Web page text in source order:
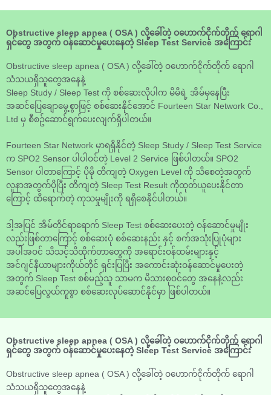
Obstructive sleep apnea ( OSA ) လို့ခေါ်တဲ့ ဝဟောက်ငိုက်တိုက် ရောဂါ
ရှင်တွေ အတွက် ဝန်ဆောင်မှုပေးနေတဲ့ Sleep Test Service အကြောင်း
Obstructive sleep apnea ( OSA ) လို့ခေါ်တဲ့ ဝဟောက်ငိုက်တိုက် ရောဂါ
သံသယရှိသူတွေအနေနဲ့
Sleep Study / Sleep Test ကို စစ်ဆေးလိုပါက မိမိရဲ့ အိမ်မှနေပြီး
အဆင်ပြေချောမွေ့စွာဖြင့် စစ်ဆေးနိုင်အောင် Fourteen Star Network Co.,
Ltd မှ စီစဥ်ဆောင်ရွက်ပေးလျက်ရှိပါတယ်။
Fourteen Star Network မှာရရှိနိုင်တဲ့ Sleep Study / Sleep Test Service
က SPO2 Sensor ပါပါဝင်တဲ့ Level 2 Service ဖြစ်ပါတယ်။ SPO2
Sensor ပါတာကြောင့် ပိုမို တိကျတဲ့ Oxygen Level ကို သိစေတဲ့အတွက်
လူနာအတွက်ပိုပြီး တိကျတဲ့ Sleep Test Result ကိုထုတ်ယူပေးနိုင်တာ
ကြောင့် ထိရောက်တဲ့ ကုသမှုမျိုးကို ရရှိစေနိုင်ပါတယ်။
ဒါ့အပြင် အိမ်တိုင်ရာရောက် Sleep Test စစ်ဆေးပေးတဲ့ ဝန်ဆောင်မှုမျိုး
လည်းဖြစ်တာကြောင့် စစ်ဆေးပုံ စစ်ဆေးနည်း နှင့် စက်အသုံးပြုပုံများ
အပါအဝင် သိသင့်သိထိုက်တာတွေကို အရောင်းဝန်ထမ်းများနှင့်
အင်ဂျင်နီယာများကိုယ်တိုင် ရှင်းပြပြီး အကောင်းဆုံးဝန်ဆောင်မှုပေးတဲ့
အတွက် Sleep Test စစ်မည့်သူ သာမက မိသားစုဝင်တွေ အနေနဲ့လည်း
အဆင်ပြေလွယ်ကူစွာ စစ်ဆေးလုပ်ဆောင်နိုင်မှာ ဖြစ်ပါတယ်။
Obstructive sleep apnea ( OSA ) လို့ခေါ်တဲ့ ဝဟောက်ငိုက်တိုက် ရောဂါ
ရှင်တွေ အတွက် ဝန်ဆောင်မှုပေးနေတဲ့ Sleep Test Service အကြောင်း
Obstructive sleep apnea ( OSA ) လို့ခေါ်တဲ့ ဝဟောက်ငိုက်တိုက် ရောဂါ
သံသယရှိသူတွေအနေနဲ့